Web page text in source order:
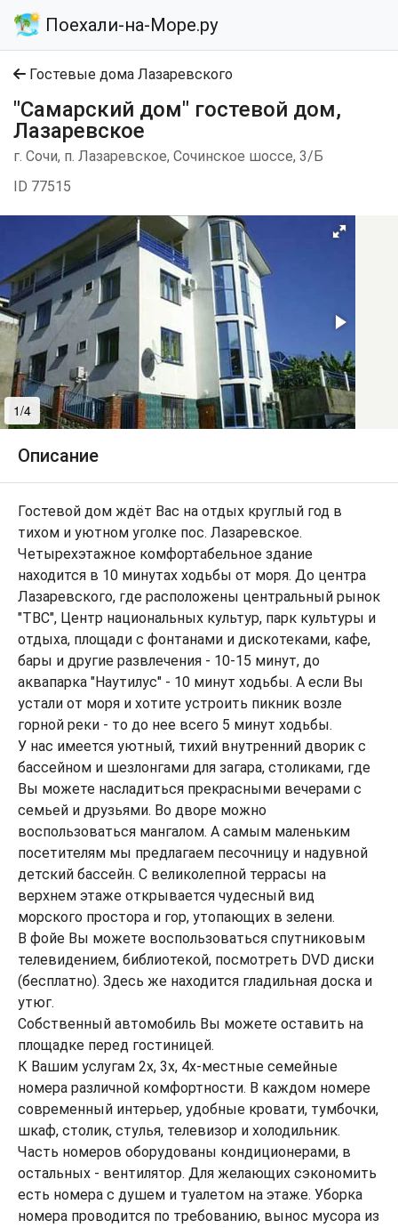
Поехали-на-Море.ру
Гостевые дома Лазаревского
"Самарский дом" гостевой дом,
Лазаревское
г. Сочи, п. Лазаревское, Сочинское шоссе, 3/Б
ID 77515
1/4
Описание
Гостевой дом ждёт Вас на отдых круглый год в
тихом и уютном уголке пос. Лазаревское.
Четырехэтажное комфортабельное здание
находится в 10 минутах ходьбы от моря. До центра
Лазаревского, где расположены центральный рынок
"ТВС", Центр национальных культур, парк культуры и
отдыха, площади с фонтанами и дискотеками, кафе,
бары и другие развлечения - 10-15 минут, до
аквапарка "Наутилус" - 10 минут ходьбы. А если Вы
устали от моря и хотите устроить пикник возле
горной реки - то до нее всего 5 минут ходьбы.
У нас имеется уютный, тихий внутренний дворик с
бассейном и шезлонгами для загара, столиками, где
Вы можете насладиться прекрасными вечерами с
семьей и друзьями. Во дворе можно
воспользоваться мангалом. А самым маленьким
посетителям мы предлагаем песочницу и надувной
детский бассейн. С великолепной террасы на
верхнем этаже открывается чудесный вид
морского простора и гор, утопающих в зелени.
В фойе Вы можете воспользоваться спутниковым
телевидением, библиотекой, посмотреть DVD диски
(бесплатно). Здесь же находится гладильная доска и
утюг.
Собственный автомобиль Вы можете оставить на
площадке перед гостиницей.
К Вашим услугам 2х, 3х, 4х-местные семейные
номера различной комфортности. В каждом номере
современный интерьер, удобные кровати, тумбочки,
шкаф, столик, стулья, телевизор и холодильник.
Часть номеров оборудованы кондиционерами, в
остальных - вентилятор. Для желающих сэкономить
есть номера с душем и туалетом на этаже. Уборка
номера проводится по требованию, вынос мусора из